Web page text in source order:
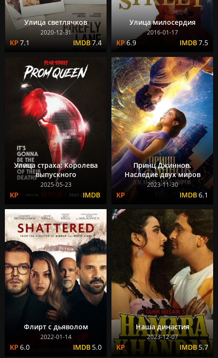
Улица светлячков
2020-12-31
7.1 7.4
Улица милосердия
2016-01-17
6.9 7.5
Улица страха: Королева
выпускного
2025-05-23
Принц Джиннов.
Наследие двух миров
2023-11-30
6.1
Флирт с дьяволом
2022-01-14
6.0 5.0
Наша династия
2023-12-07
5.7